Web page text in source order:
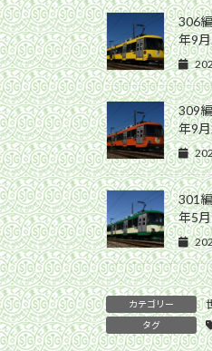
306
年9
309
年9
301
年5
カテゴリー
タグ